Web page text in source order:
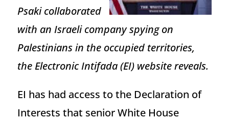
Psaki collaborated
with an Israeli company spying on
Palestinians in the occupied territories,
the Electronic Intifada (EI) website reveals.
EI has had access to the Declaration of
Interests that senior White House